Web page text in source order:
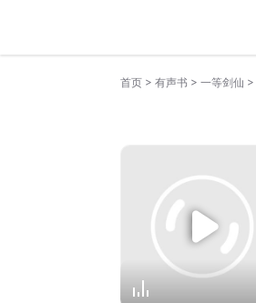
首页 > 有声书 > 一等剑仙 >